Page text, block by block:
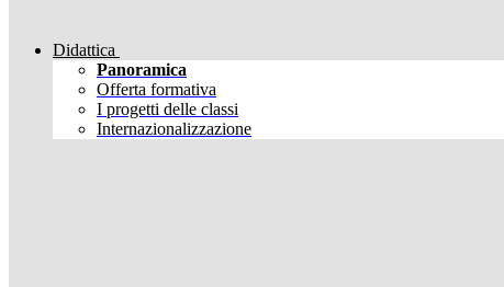
Didattica
Panoramica
Offerta formativa
I progetti delle classi
Internazionalizzazione